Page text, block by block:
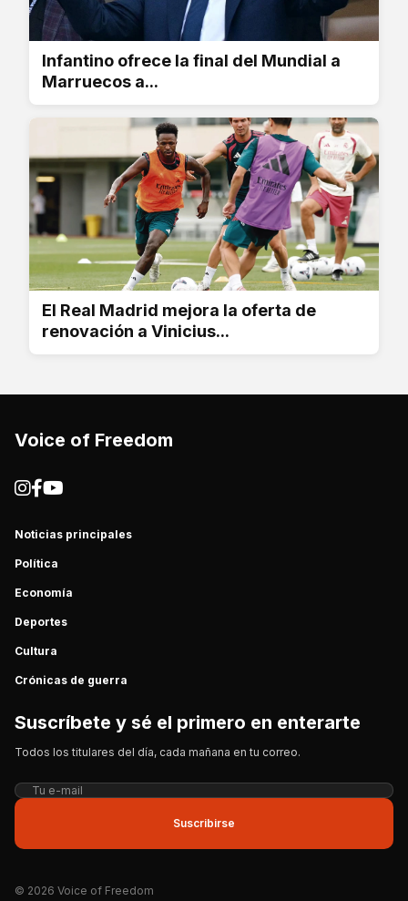
Infantino ofrece la final del Mundial a
Marruecos a...
El Real Madrid mejora la oferta de
renovación a Vinicius...
Voice of Freedom
Noticias principales
Política
Economía
Deportes
Cultura
Crónicas de guerra
Suscríbete y sé el primero en enterarte
Todos los titulares del día, cada mañana en tu correo.
Suscribirse
© 2026 Voice of Freedom